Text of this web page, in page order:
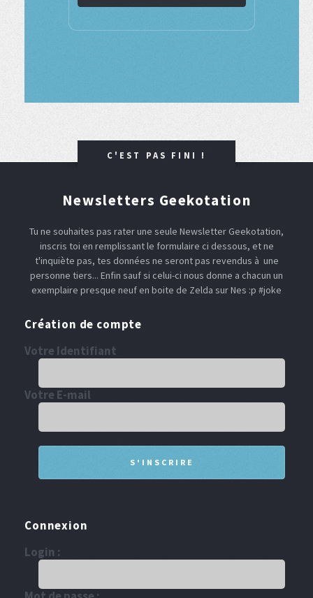
C'EST PAS FINI !
Newsletters Geekotation
Tu ne souhaites pas rater une seule Newsletter Geekotation,
inscris toi en remplissant le formulaire ci dessous, et ne
t'inquiète pas, tes données ne seront pas revendus à une
personne tiers... Enfin sauf si celui-ci nous donne a chacun un
exemplaire presque neuf en boite de Zelda sur Nes :p #joke
Création de compte
Votre Identifiant
Votre E-mail
Connexion
Login :